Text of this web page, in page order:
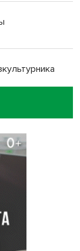
сделали
строить на